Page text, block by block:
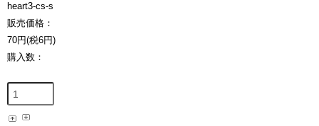
heart3-cs-s
販売価格：
70円(税6円)
購入数：